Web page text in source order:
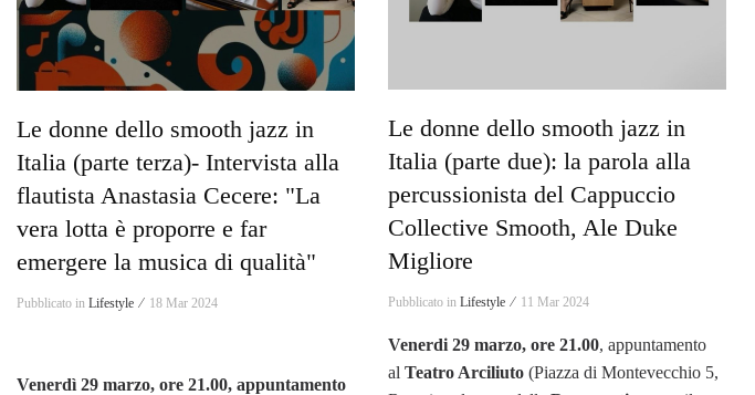
Le donne dello smooth jazz in
Italia (parte terza)- Intervista alla
flautista Anastasia Cecere: "La
vera lotta è proporre e far
emergere la musica di qualità"
Pubblicato in Lifestyle ⁄ 18 Mar 2024
Venerdì 29 marzo, ore 21.00, appuntamento
Le donne dello smooth jazz in
Italia (parte due): la parola alla
percussionista del Cappuccio
Collective Smooth, Ale Duke
Migliore
Pubblicato in Lifestyle ⁄ 11 Mar 2024
Venerdi 29 marzo, ore 21.00, appuntamento
al Teatro Arciliuto (Piazza di Montevecchio 5,